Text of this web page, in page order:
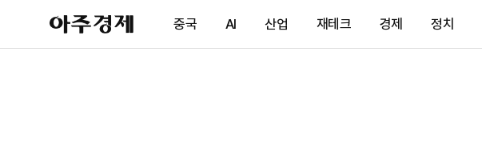
아
주
제
중국 AI 산업 재테크 경제 정치